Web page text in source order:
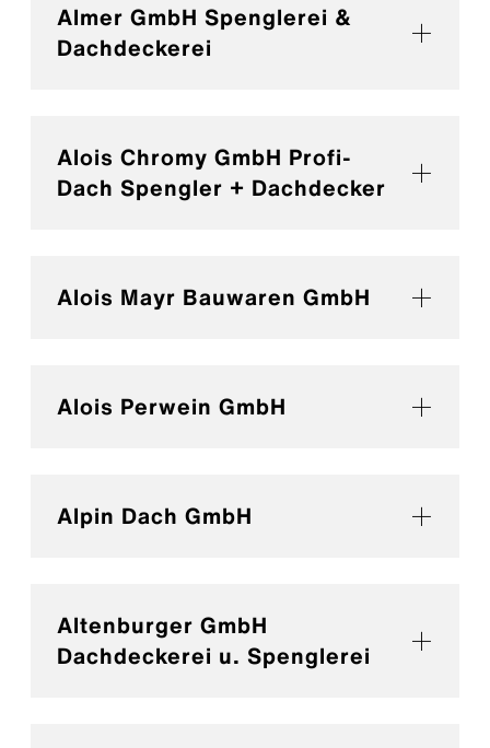
Almer GmbH Spenglerei &
Dachdeckerei
Alois Chromy GmbH Profi-
Dach Spengler + Dachdecker
Alois Mayr Bauwaren GmbH
Alois Perwein GmbH
Alpin Dach GmbH
Altenburger GmbH
Dachdeckerei u. Spenglerei